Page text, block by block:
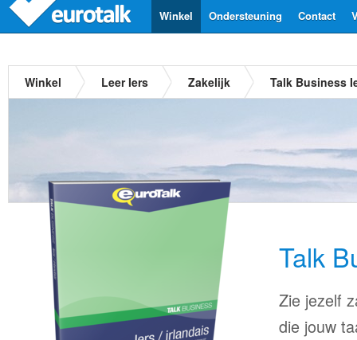
Contact
Ondersteuning
Winkel
Winkel Leer Iers Zakelijk Talk Business
Talk
Zie jezelf
die jouw